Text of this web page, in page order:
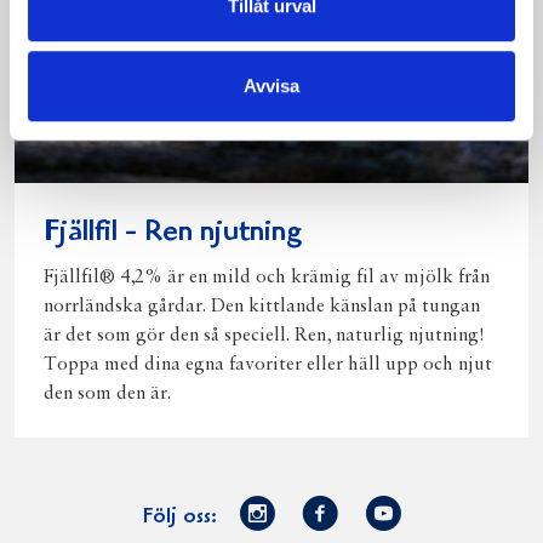
Tillåt urval
Avvisa
Fjällfil - Ren njutning
Fjällfil® 4,2% är en mild och krämig fil av mjölk från
norrländska gårdar. Den kittlande känslan på tungan
är det som gör den så speciell. Ren, naturlig njutning!
Toppa med dina egna favoriter eller häll upp och njut
den som den är.
Följ oss:
Norrmejerier
Facebook
Youtube